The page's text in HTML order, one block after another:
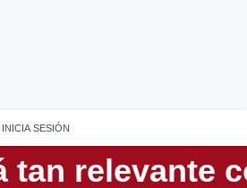
INICIA SESIÓN